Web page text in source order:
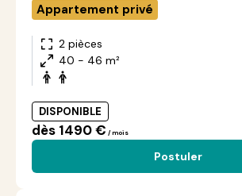
Appartement privé
2 pièces
40 - 46 m²
DISPONIBLE
dès 1490 € / mois
Postuler